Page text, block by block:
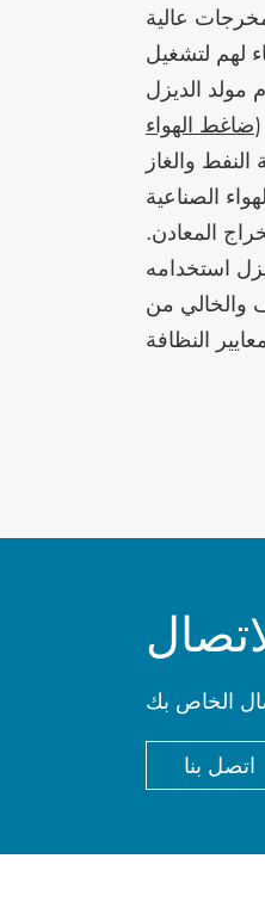
عالية
لهم لتشغيل
مولد الديزل
ضاغط الهواء
والغاز
الصناعية
المعادن.
استخدامه
والخالي من
اتصل بنا